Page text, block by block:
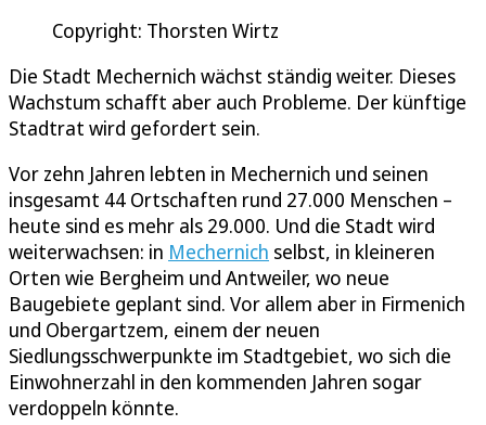
Copyright: Thorsten Wirtz
Die Stadt Mechernich wächst ständig weiter. Dieses
Wachstum schafft aber auch Probleme. Der künftige
Stadtrat wird gefordert sein.
Vor zehn Jahren lebten in Mechernich und seinen
insgesamt 44 Ortschaften rund 27.000 Menschen –
heute sind es mehr als 29.000. Und die Stadt wird
weiterwachsen: in Mechernich selbst, in kleineren
Orten wie Bergheim und Antweiler, wo neue
Baugebiete geplant sind. Vor allem aber in Firmenich
und Obergartzem, einem der neuen
Siedlungsschwerpunkte im Stadtgebiet, wo sich die
Einwohnerzahl in den kommenden Jahren sogar
verdoppeln könnte.